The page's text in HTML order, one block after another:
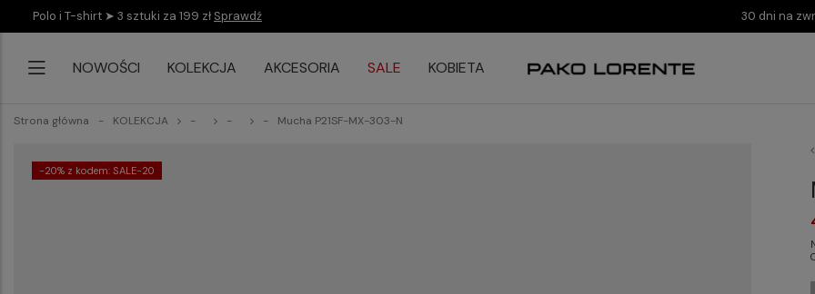
Polo i T-shirt ➤ 3 sztuki za 199 zł Sprawdź 30 dni na
NOWOŚCI KOLEKCJA AKCESORIA SALE KOBIETA
Strona główna KOLEKCJA Mucha P21SF-MX-303-N
-20% z kodem: SALE-20